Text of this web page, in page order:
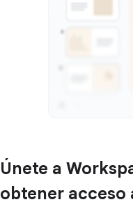
Únete a
obtener acceso